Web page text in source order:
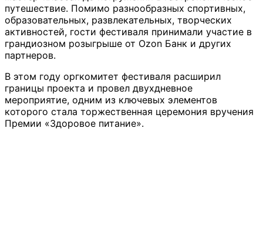
путешествие. Помимо разнообразных спортивных,
образовательных, развлекательных, творческих
активностей, гости фестиваля принимали участие в
грандиозном розыгрыше от Ozon Банк и других
партнеров.
В этом году оргкомитет фестиваля расширил
границы проекта и провел двухдневное
мероприятие, одним из ключевых элементов
которого стала торжественная церемония вручения
Премии «Здоровое питание».